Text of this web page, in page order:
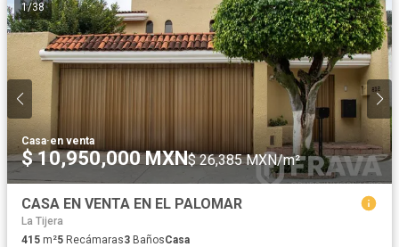
1/38
Casa·en venta
$ 10,950,000 MXN$ 26,385 MXN/m²
CASA EN VENTA EN EL PALOMAR
La Tijera
415 m²5 Recámaras3 BañosCasa